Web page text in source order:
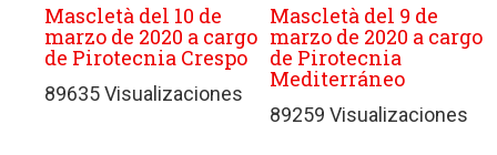
Mascletà del 10 de
marzo de 2020 a cargo
de Pirotecnia Crespo
89635 Visualizaciones
Mascletà del 9 de
marzo de 2020 a cargo
de Pirotecnia
Mediterráneo
89259 Visualizaciones